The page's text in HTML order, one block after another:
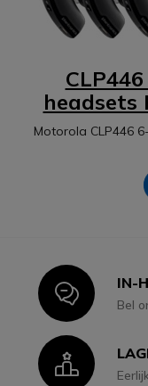
headsets
Motorola CLP446
IconIN-
Bel
Icon